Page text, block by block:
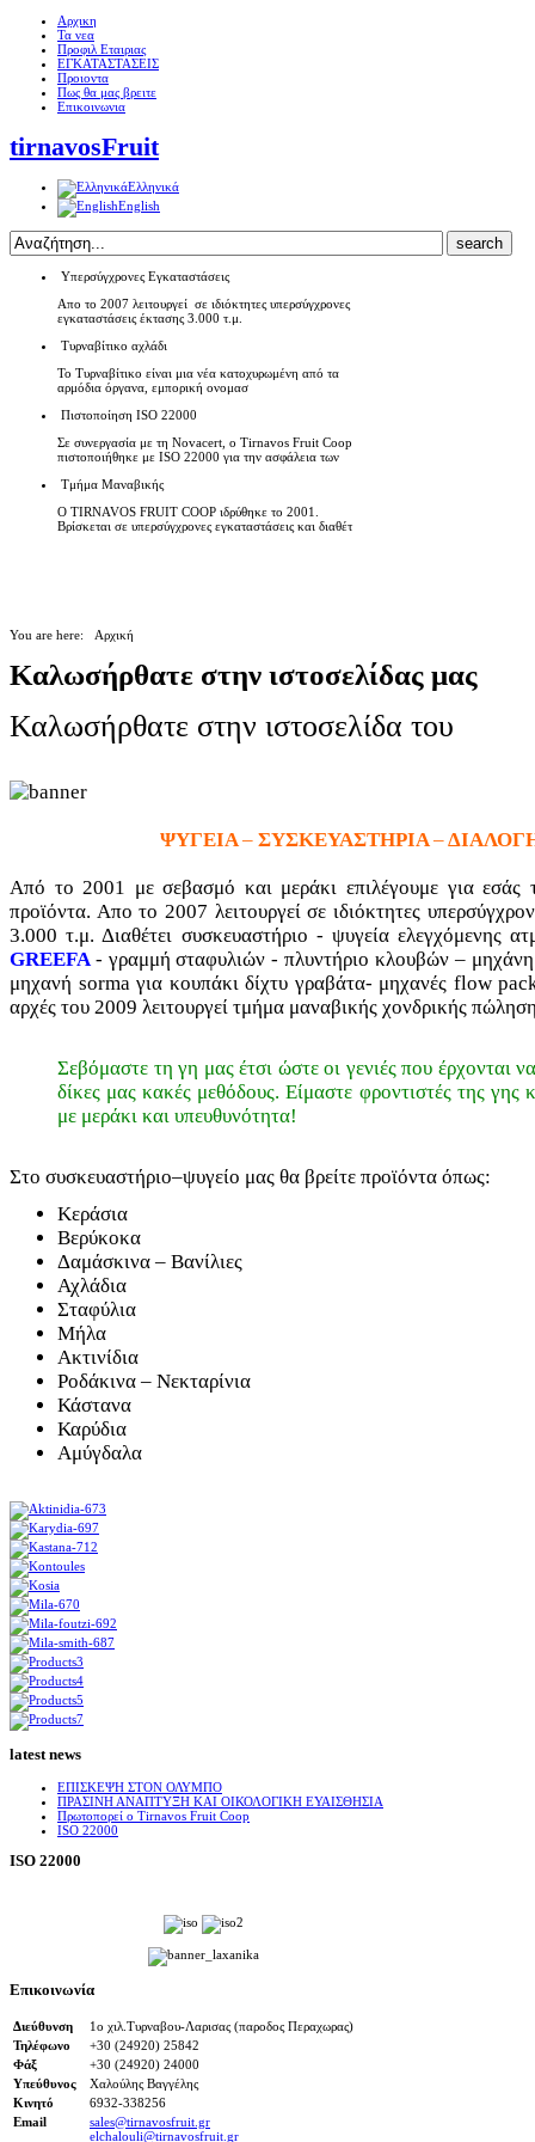
Αρχικη
Τα νεα
Προφιλ Εταιριας
ΕΓΚΑΤΑΣΤΑΣΕΙΣ
Προιοντα
Πως θα μας βρειτε
Επικοινωνια
tirnavosFruit
Ελληνικά
English
Υπερσύγχρονες Εγκαταστάσεις
Απο το 2007 λειτουργεί σε ιδιόκτητες υπερσύγχρονες
εγκαταστάσεις έκτασης 3.000 τ.μ.
Τυρναβίτικο αχλάδι
Το Τυρναβίτικο είναι μια νέα κατοχυρωμένη από τα
αρμόδια όργανα, εμπορική ονομασ
Πιστοποίηση ISO 22000
Σε συνεργασία με τη Novacert, o Tirnavos Fruit Coop
πιστοποιήθηκε με ISO 22000 για την ασφάλεια των
Τμήμα Μαναβικής
Ο TIRNAVOS FRUIT COOP ιδρύθηκε το 2001.
Βρίσκεται σε υπερσύγχρονες εγκαταστάσεις και διαθέτ
You are here: Αρχική
Καλωσήρθατε στην ιστοσελίδας μας
Καλωσήρθατε στην ιστοσελίδα του
ΨΥΓΕΙΑ– ΣΥΣΚΕΥΑΣΤΗΡΙΑ–
Από το 2001 με σεβασμό και μεράκι επιλέγουμε για εσάς
προϊόντα. Απο το 2007 λειτουργεί σε ιδιόκτητες
3.000 τ.μ. Διαθέτει συσκευαστήριο - ψυγεία ελεγχόμενης
GREEFA- γραμμή σταφυλιών - πλυντήριο κλουβών –
μηχανή sorma για κουπάκι δίχτυ γραβάτα- μηχανές flow
αρχές του 2009 λειτουργεί τμήμα μαναβικής χονδρικής
Σεβόμαστε τη γη μας έτσι ώστε οι γενιές που έρχονται
δίκες μας κακές μεθόδους. Είμαστε φροντιστές της γης
με μεράκι και υπευθυνότητα!
Στο συσκευαστήριο–ψυγείο μας θα βρείτε προϊόντα όπως:
Κεράσια
Βερύκοκα
Δαμάσκινα – Βανίλιες
Αχλάδια
Σταφύλια
Μήλα
Ακτινίδια
Ροδάκινα – Νεκταρίνια
Κάστανα
Καρύδια
Αμύγδαλα
latest news
ΕΠΙΣΚΕΨΗ ΣΤΟΝ ΟΛΥΜΠΟ
ΠΡΑΣΙΝΗ ΑΝΑΠΤΥΞΗ ΚΑΙ ΟΙΚΟΛΟΓΙΚΗ ΕΥΑΙΣΘΗΣΙΑ
Πρωτοπορεί ο Tirnavos Fruit Coop
ISO 22000
ISO 22000
Επικοινωνία
Διεύθυνση
1ο χιλ.Τυρναβου-Λαρισας (παροδος Περαχωρας)
Τηλέφωνο
+30 (24920) 25842
Φάξ
+30 (24920) 24000
Υπεύθυνος
Χαλούλης Βαγγέλης
Κινητό
6932-338256
Email
sales@tirnavosfruit.gr
elchalouli@tirnavosfruit.gr